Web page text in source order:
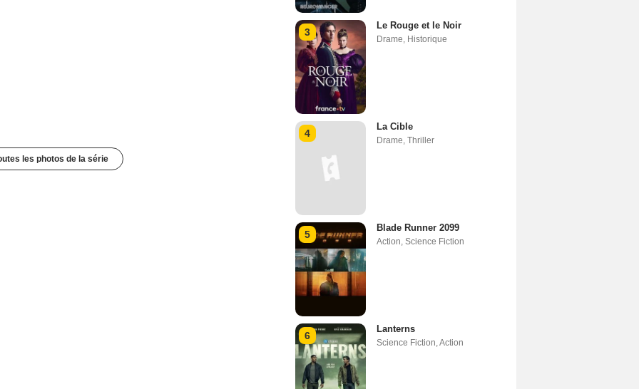
les photos de la série
3
Le Rouge et le Noir
Drame, Historique
4
La Cible
Drame, Thriller
5
Blade Runner 2099
Action, Science Fiction
6
Lanterns
Science Fiction,Action